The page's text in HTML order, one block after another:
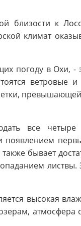
близости к
климат
погоду в Охи, -
ветровые
все четыре
появлением
бывает
высокая
атмосфера